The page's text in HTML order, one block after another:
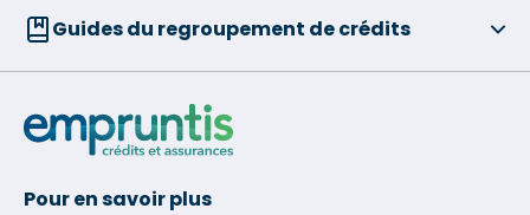
Guides du regroupement de crédits
Pour en savoir plus